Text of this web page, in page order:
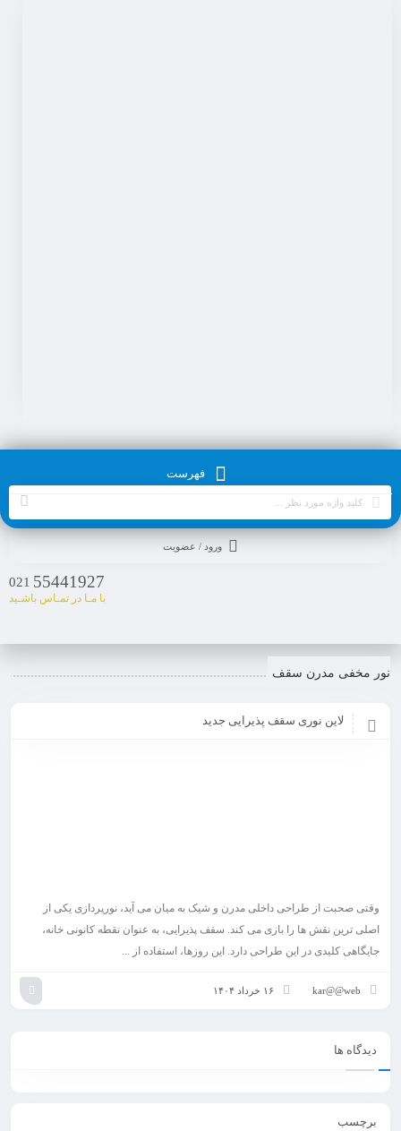
فهرست
ورود / عضویت
55441927
021
با مـا در تمـاس باشـید
نور مخفی مدرن سقف
لاین نوری سقف پذیرایی جدید
وقتی صحبت از طراحی داخلی مدرن و شیک به میان می آید، نورپردازی یکی از
اصلی ترین نقش ها را بازی می کند. سقف پذیرایی، به عنوان نقطه کانونی خانه،
جایگاهی کلیدی در این طراحی دارد. این روزها، استفاده از ...
kar@@web ۱۶ خرداد ۱۴۰۴
دیدگاه ها
برچسب